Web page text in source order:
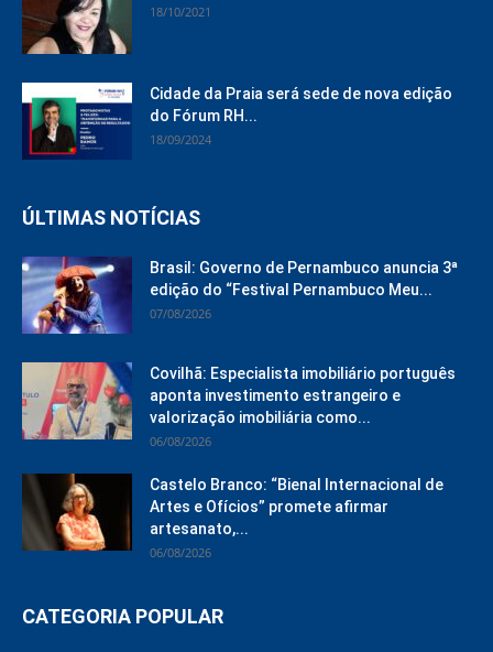
18/10/2021
Cidade da Praia será sede de nova edição
do Fórum RH...
18/09/2024
ÚLTIMAS NOTÍCIAS
Brasil: Governo de Pernambuco anuncia 3ª
edição do “Festival Pernambuco Meu...
07/08/2026
Covilhã: Especialista imobiliário português
aponta investimento estrangeiro e
valorização imobiliária como...
06/08/2026
Castelo Branco: “Bienal Internacional de
Artes e Ofícios” promete afirmar
artesanato,...
06/08/2026
CATEGORIA POPULAR